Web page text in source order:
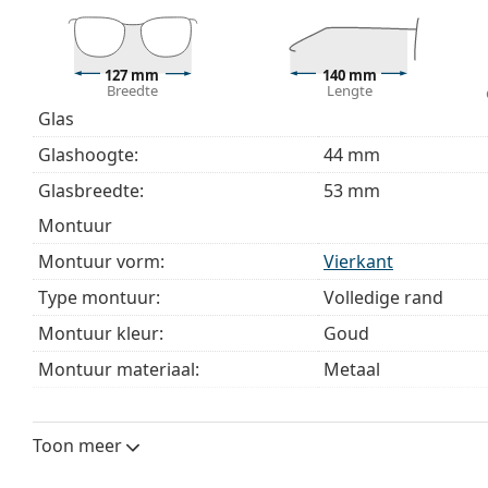
Het meegeleverde doekje is ideaal voor het
modellen worden geleverd met een stoffen zakje in
Bekijk het volledige assortiment
brillenvoor meer
bij het kiezen.
Het is een medisch hulpmiddel. Lees de instructies
127 mm
Breedte
140 mm
Lengte
Glas
Glashoogte:
44 mm
Glasbreedte:
53 mm
montuur
Montuur vorm:
Vierkant
Type montuur:
Volledige rand
Montuur kleur:
Goud
Montuur materiaal:
Metaal
Breedte:
Toon meer